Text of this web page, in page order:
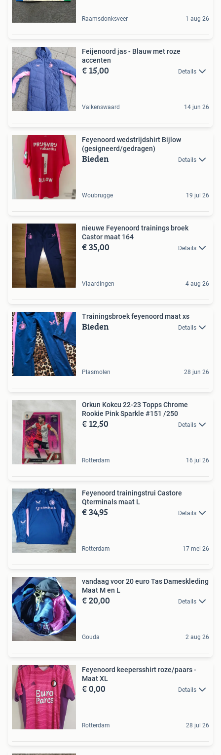
Raamsdonksveer 1 aug 26
Feijenoord jas - Blauw met roze
accenten
€ 15,00 Details
Valkenswaard 14 jun 26
Feyenoord wedstrijdshirt Bijlow
(gesigneerd/gedragen)
Bieden Details
Woubrugge 19 jul 26
nieuwe Feyenoord trainings broek
Castor maat 164
€ 35,00 Details
Vlaardingen 4 aug 26
Trainingsbroek feyenoord maat xs
Bieden Details
Plasmolen 28 jun 26
Orkun Kokcu 22-23 Topps Chrome
Rookie Pink Sparkle #151 /250
€ 12,50 Details
Rotterdam 16 jul 26
Feyenoord trainingstrui Castore
Qterminals maat L
€ 34,95 Details
Rotterdam 17 mei 26
vandaag voor 20 euro Tas Dameskleding
Maat M en L
€ 20,00 Details
Gouda 2 aug 26
Feyenoord keepersshirt roze/paars -
Maat XL
€ 0,00 Details
Rotterdam 28 jul 26